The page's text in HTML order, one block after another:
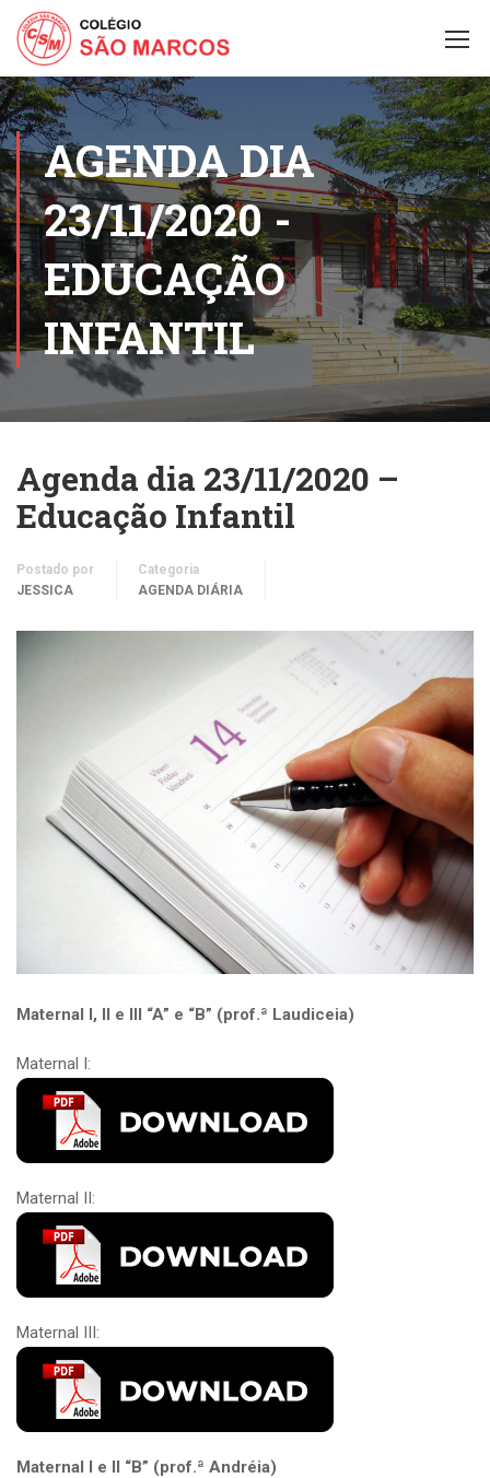
AGENDA DIA
23/11/2020 -
EDUCAÇÃO
INFANTIL
Agenda dia 23/11/2020 –
Educação Infantil
Postado por
JESSICA
Categoria
AGENDA DIÁRIA
Maternal I, II e III “A” e “B” (prof.ª Laudiceia)
Maternal I:
Maternal II:
Maternal III:
Maternal I e II “B” (prof.ª Andréia)